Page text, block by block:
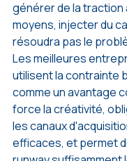
générer de la traction
moyens, injecter du
résoudra pas le
Les meilleures
utilisent la contrainte
comme un avantage
force la créativité,
les canaux
efficaces, et permet